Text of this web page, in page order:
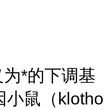
*的下调基
小鼠（klotho